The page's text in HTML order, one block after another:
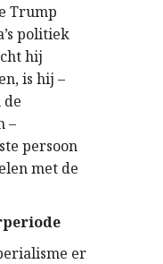
Trump
politiek
hij
is hij –
–
persoon
met de
er